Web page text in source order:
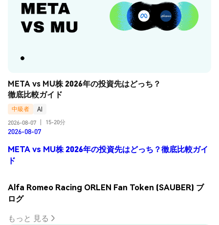
META vs MU株 2026年の投資先はどっち？
徹底比較ガイド
中級者
AI
2026-08-07
15-20分
2026-08-07
META vs MU株 2026年の投資先はどっち？徹底比較ガイ
ド
Alfa Romeo Racing ORLEN Fan Token (SAUBER) ブ
ログ
もっと 見る